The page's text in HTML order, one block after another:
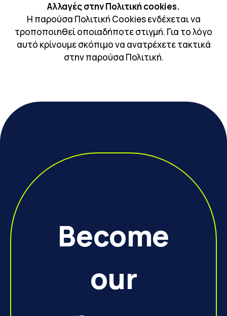
Αλλαγές στην Πολιτική cookies.
Η παρούσα Πολιτική Cookies ενδέχεται να
τροποποιηθεί οποιαδήποτε στιγμή. Για το λόγο
αυτό κρίνουμε σκόπιμο να ανατρέχετε τακτικά
στην παρούσα Πολιτική.
Become
our